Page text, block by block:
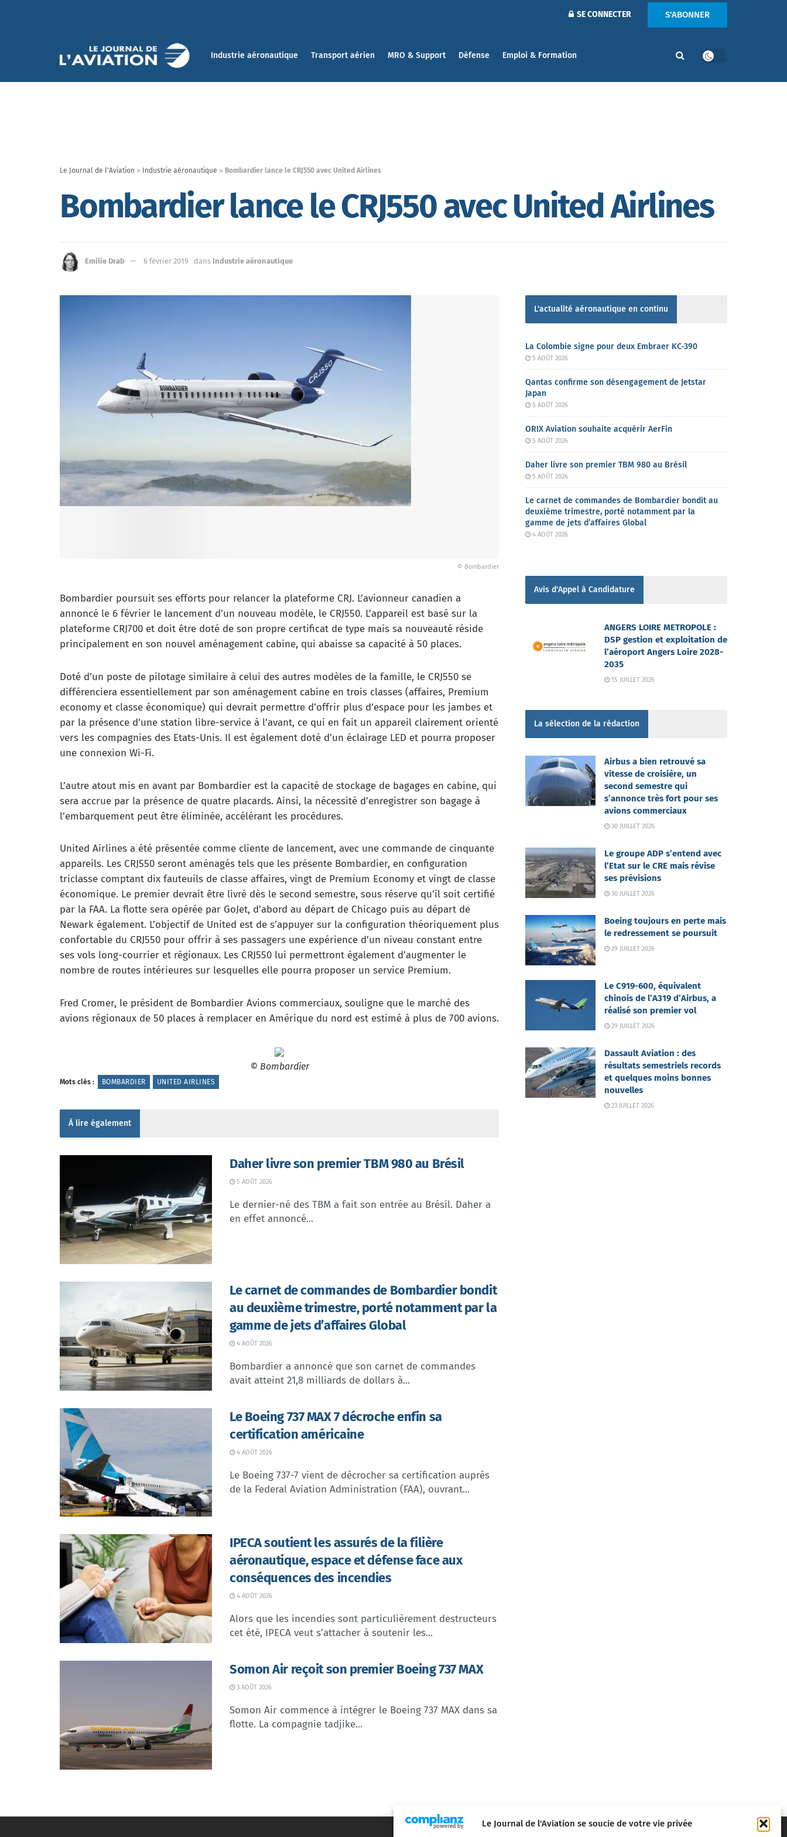
Le Journal de l'Aviation se soucie de votre vie privée
SE CONNECTER S'ABONNER
Industrie aéronautique Transport aérien MRO & Support Défense Emploi & Formation
Le Journal de l'Aviation » Industrie aéronautique » Bombardier lance le CRJ550 avec United Airlines
Bombardier lance le CRJ550 avec United Airlines
Emilie Drab 6 février 2019 dans Industrie aéronautique
© Bombardier
Bombardier poursuit ses efforts pour relancer la plateforme CRJ. L’avionneur canadien a
annoncé le 6 février le lancement d’un nouveau modèle, le CRJ550. L’appareil est basé sur la
plateforme CRJ700 et doit être doté de son propre certificat de type mais sa nouveauté réside
principalement en son nouvel aménagement cabine, qui abaisse sa capacité à 50 places.
Doté d’un poste de pilotage similaire à celui des autres modèles de la famille, le CRJ550 se
différenciera essentiellement par son aménagement cabine en trois classes (affaires, Premium
economy et classe économique) qui devrait permettre d’offrir plus d’espace pour les jambes et
par la présence d’une station libre-service à l’avant, ce qui en fait un appareil clairement orienté
vers les compagnies des Etats-Unis. Il est également doté d’un éclairage LED et pourra proposer
une connexion Wi-Fi.
L’autre atout mis en avant par Bombardier est la capacité de stockage de bagages en cabine, qui
sera accrue par la présence de quatre placards. Ainsi, la nécessité d’enregistrer son bagage à
l’embarquement peut être éliminée, accélérant les procédures.
United Airlines a été présentée comme cliente de lancement, avec une commande de cinquante
appareils. Les CRJ550 seront aménagés tels que les présente Bombardier, en configuration
triclasse comptant dix fauteuils de classe affaires, vingt de Premium Economy et vingt de classe
économique. Le premier devrait être livré dès le second semestre, sous réserve qu’il soit certifié
par la FAA. La flotte sera opérée par GoJet, d’abord au départ de Chicago puis au départ de
Newark également. L’objectif de United est de s’appuyer sur la configuration théoriquement plus
confortable du CRJ550 pour offrir à ses passagers une expérience d’un niveau constant entre
ses vols long-courrier et régionaux. Les CRJ550 lui permettront également d’augmenter le
nombre de routes intérieures sur lesquelles elle pourra proposer un service Premium.
Fred Cromer, le président de Bombardier Avions commerciaux, souligne que le marché des
avions régionaux de 50 places à remplacer en Amérique du nord est estimé à plus de 700 avions.
© Bombardier
Mots clés : BOMBARDIER UNITED AIRLINES
À lire également
Daher livre son premier TBM 980 au Brésil
5 AOÛT 2026
Le dernier-né des TBM a fait son entrée au Brésil. Daher a
en effet annoncé...
Le carnet de commandes de Bombardier bondit
au deuxième trimestre, porté notamment par la
gamme de jets d’affaires Global
4 AOÛT 2026
Bombardier a annoncé que son carnet de commandes
avait atteint 21,8 milliards de dollars à...
Le Boeing 737 MAX 7 décroche enfin sa
certification américaine
4 AOÛT 2026
Le Boeing 737-7 vient de décrocher sa certification auprès
de la Federal Aviation Administration (FAA), ouvrant...
IPECA soutient les assurés de la filière
aéronautique, espace et défense face aux
conséquences des incendies
4 AOÛT 2026
Alors que les incendies sont particulièrement destructeurs
cet été, IPECA veut s’attacher à soutenir les...
Somon Air reçoit son premier Boeing 737 MAX
3 AOÛT 2026
Somon Air commence à intégrer le Boeing 737 MAX dans sa
flotte. La compagnie tadjike...
L'actualité aéronautique en continu
La Colombie signe pour deux Embraer KC-390
5 AOÛT 2026
Qantas confirme son désengagement de Jetstar
Japan
5 AOÛT 2026
ORIX Aviation souhaite acquérir AerFin
5 AOÛT 2026
Daher livre son premier TBM 980 au Brésil
5 AOÛT 2026
Le carnet de commandes de Bombardier bondit au
deuxième trimestre, porté notamment par la
gamme de jets d’affaires Global
4 AOÛT 2026
Avis d'Appel à Candidature
ANGERS LOIRE METROPOLE :
DSP gestion et exploitation de
l’aéroport Angers Loire 2028-
2035
15 JUILLET 2026
La sélection de la rédaction
Airbus a bien retrouvé sa
vitesse de croisière, un
second semestre qui
s’annonce très fort pour ses
avions commerciaux
30 JUILLET 2026
Le groupe ADP s’entend avec
l’Etat sur le CRE mais révise
ses prévisions
30 JUILLET 2026
Boeing toujours en perte mais
le redressement se poursuit
29 JUILLET 2026
Le C919-600, équivalent
chinois de l’A319 d’Airbus, a
réalisé son premier vol
29 JUILLET 2026
Dassault Aviation : des
résultats semestriels records
et quelques moins bonnes
nouvelles
23 JUILLET 2026